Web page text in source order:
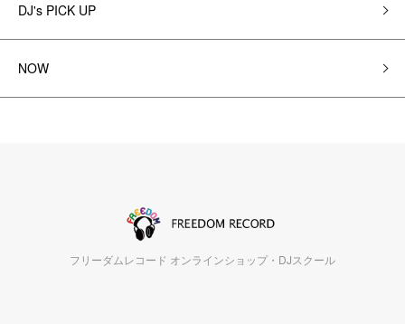
DJ's PICK UP
NOW
フリーダムレコード オンラインショップ・DJスクール